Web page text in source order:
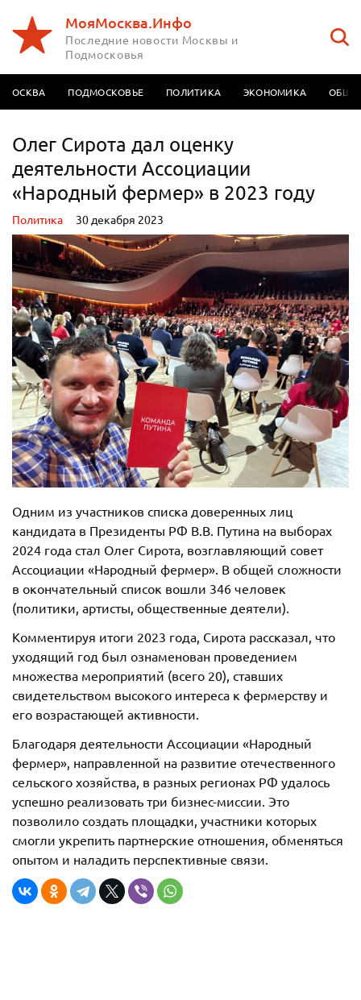
МояМосква.Инфо
Последние новости Москвы и
Подмосковья
МОСКВА ПОДМОСКОВЬЕ ПОЛИТИКА ЭКОНОМИКА
Олег Сирота дал оценку
деятельности Ассоциации
«Народный фермер» в 2023 году
Политика 30 декабря 2023
Одним из участников списка доверенных лиц
кандидата в Президенты РФ В.В. Путина на выборах
2024 года стал Олег Сирота, возглавляющий совет
Ассоциации «Народный фермер». В общей сложности
в окончательный список вошли 346 человек
(политики, артисты, общественные деятели).
Комментируя итоги 2023 года, Сирота рассказал, что
уходящий год был ознаменован проведением
множества мероприятий (всего 20), ставших
свидетельством высокого интереса к фермерству и
его возрастающей активности.
Благодаря деятельности Ассоциации «Народный
фермер», направленной на развитие отечественного
сельского хозяйства, в разных регионах РФ удалось
успешно реализовать три бизнес-миссии. Это
позволило создать площадки, участники которых
смогли укрепить партнерские отношения, обменяться
опытом и наладить перспективные связи.